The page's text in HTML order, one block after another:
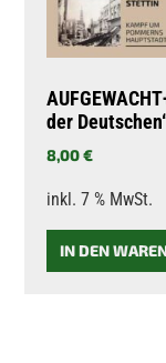
der
8,00€
inkl. 7 % MwSt.
IN DEN